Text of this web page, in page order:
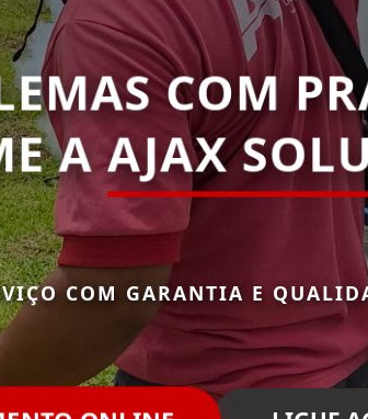
COM
AAJAX
COM GARANTIA E